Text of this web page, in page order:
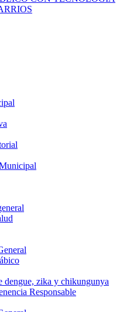
dengue, zika y chikungunya
Responsable